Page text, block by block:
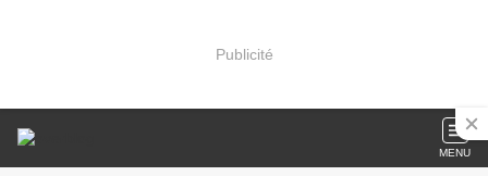
Publicité
MENU